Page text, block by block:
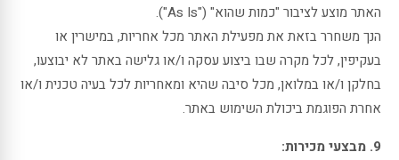
האתר מוצע לציבור "כמות שהוא" ("As Is").
הנך משחרר בזאת את מפעילת האתר מכל אחריות, במישרין או
בעקיפין, לכל מקרה שבו ביצוע עסקה ו/או גלישה באתר לא יבוצעו,
בחלקן ו/או במלואן, מכל סיבה שהיא ומאחריות לכל בעיה טכנית ו/או
אחרת הפוגמת ביכולת השימוש באתר.
9. מבצעי מכירות: